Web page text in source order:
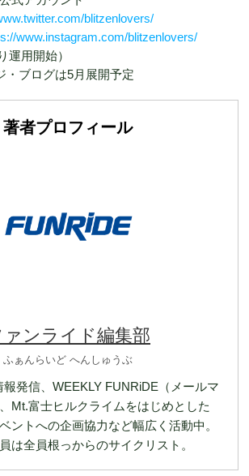
blitzenlovers/
www.instagram.com/blitzenlovers/
運用開始）
ブログは5月展開予定
著者プロフィール
ァンライド編集部
ふぁんらいど へんしゅうぶ
発信、WEEKLY FUNRiDE（メールマ
Mt.富士ヒルクライムをはじめとした
ントへの企画協力など幅広く活動中。
は全員根っからのサイクリスト。